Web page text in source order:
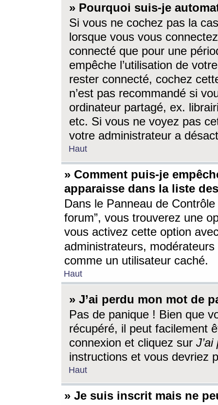
» Pourquoi suis-je
Si vous ne cochez pas la
lorsque vous vous
connecté que pour une
empêche l’utilisation de
rester connecté, cochez
n’est pas recommandé si
ordinateur partagé, ex.
etc. Si vous ne voyez pas
votre administrateur a
Haut
» Comment puis-je
apparaisse dans la liste
Dans le Panneau de
forum”, vous trouverez une
vous activez cette option
administrateurs,
comme un utilisateur caché.
Haut
» J’ai perdu mon mot de
Pas de panique ! Bien que
récupéré, il peut facilement
connexion et cliquez sur
instructions et vous devriez
Haut
» Je suis inscrit mais ne